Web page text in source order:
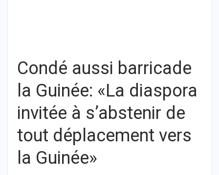
Condé aussi barricade
la Guinée: «La diaspora
invitée à s’abstenir de
tout déplacement vers
la Guinée»